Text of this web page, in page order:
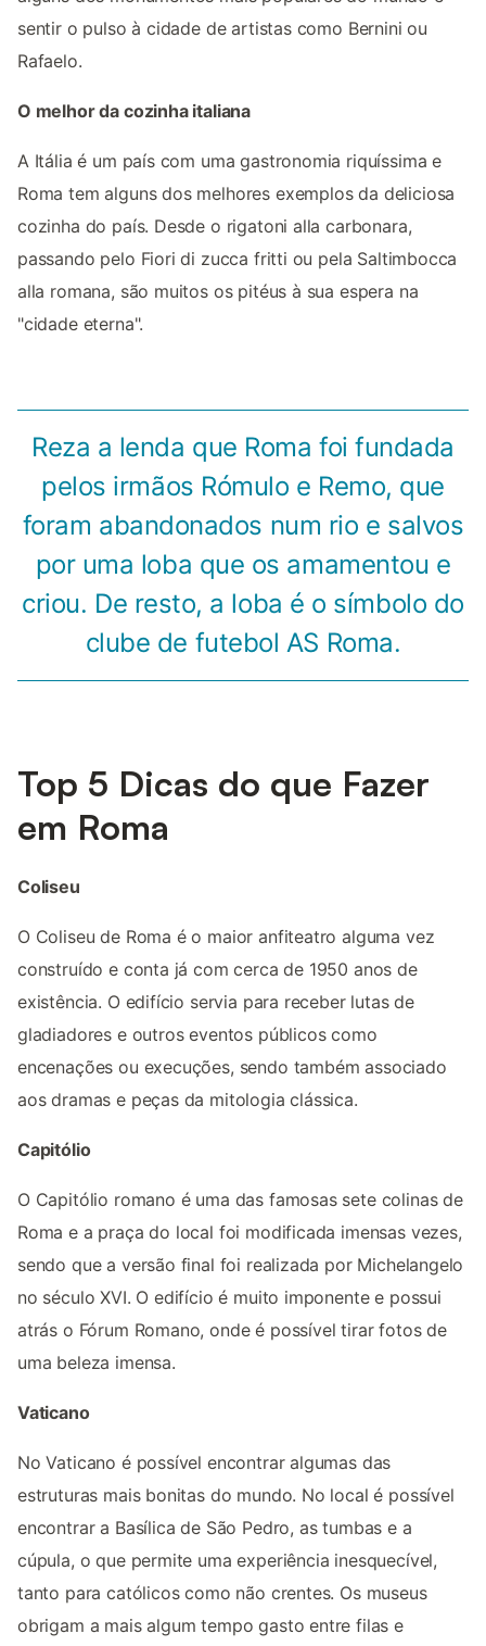
sentir o pulso à cidade de artistas como Bernini ou
Rafaelo.
O melhor da cozinha italiana
A Itália é um país com uma gastronomia riquíssima e
Roma tem alguns dos melhores exemplos da deliciosa
cozinha do país. Desde o rigatoni alla carbonara,
passando pelo Fiori di zucca fritti ou pela Saltimbocca
alla romana, são muitos os pitéus à sua espera na
"cidade eterna".
Reza a lenda que Roma foi fundada
pelos irmãos Rómulo e Remo, que
foram abandonados num rio e salvos
por uma loba que os amamentou e
criou. De resto, a loba é o símbolo do
clube de futebol AS Roma.
Top 5 Dicas do que Fazer
em Roma
Coliseu
O Coliseu de Roma é o maior anfiteatro alguma vez
construído e conta já com cerca de 1950 anos de
existência. O edifício servia para receber lutas de
gladiadores e outros eventos públicos como
encenações ou execuções, sendo também associado
aos dramas e peças da mitologia clássica.
Capitólio
O Capitólio romano é uma das famosas sete colinas de
Roma e a praça do local foi modificada imensas vezes,
sendo que a versão final foi realizada por Michelangelo
no século XVI. O edifício é muito imponente e possui
atrás o Fórum Romano, onde é possível tirar fotos de
uma beleza imensa.
Vaticano
No Vaticano é possível encontrar algumas das
estruturas mais bonitas do mundo. No local é possível
encontrar a Basílica de São Pedro, as tumbas e a
cúpula, o que permite uma experiência inesquecível,
tanto para católicos como não crentes. Os museus
obrigam a mais algum tempo gasto entre filas e